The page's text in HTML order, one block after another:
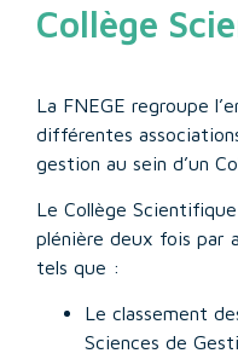
Collège
La FNEGE regroupe
différentes
gestion au sein d’un
Le Collège
plénière deux fois par
tels que :
Le classement
Sciences de